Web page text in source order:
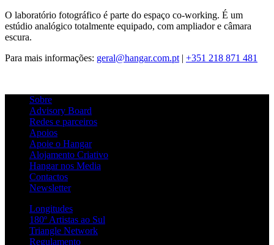
O laboratório fotográfico é parte do espaço co-working. É um
estúdio analógico totalmente equipado, com ampliador e câmara
escura.
Para mais informações: geral@hangar.com.pt | +351 218 871 481
Sobre
Advisory Board
Redes e parceiros
Apoios
Apoie o Hangar
Alojamento Criativo
Hangar nos Media
Contactos
Newsletter
Longitudes
180º Artistas ao Sul
Triangle Network
Regulamento